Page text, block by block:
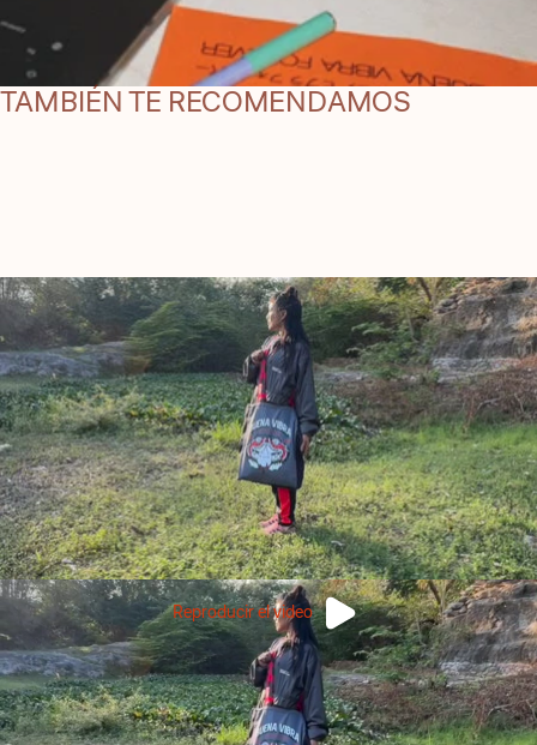
TAMBIÉN TE RECOMENDAMOS
Reproducir el video